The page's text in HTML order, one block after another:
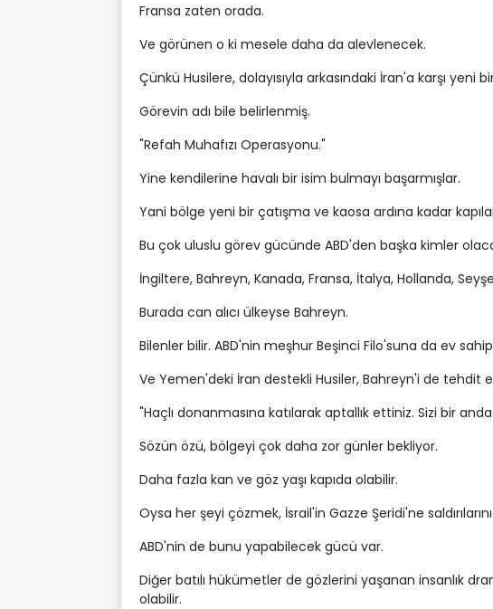
Fransa zaten orada.
Ve görünen o ki mesele daha da alevlenecek.
Çünkü Husilere, dolayısıyla arkasındaki İran'a karşı yeni
Görevin adı bile belirlenmiş.
"Refah Muhafızı Operasyonu."
Yine kendilerine havalı bir isim bulmayı başarmışlar.
Yani bölge yeni bir çatışma ve kaosa ardına kadar
Bu çok uluslu görev gücünde ABD'den başka kimler
İngiltere, Bahreyn, Kanada, Fransa, İtalya, Hollanda,
Burada can alıcı ülkeyse Bahreyn.
Bilenler bilir. ABD'nin meşhur Beşinci Filo'suna da ev
Ve Yemen'deki İran destekli Husiler, Bahreyn'i de tehdit
"Haçlı donanmasına katılarak aptallık ettiniz. Sizi bir
Sözün özü, bölgeyi çok daha zor günler bekliyor.
Daha fazla kan ve göz yaşı kapıda olabilir.
Oysa her şeyi çözmek, İsrail'in Gazze Şeridi'ne
ABD'nin de bunu yapabilecek gücü var.
Diğer batılı hükümetler de gözlerini yaşanan insanlık
olabilir.